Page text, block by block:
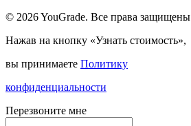
© 2026 YouGrade. Все права защищены
Нажав на кнопку «Узнать стоимость»,
вы принимаете Политику
конфиденциальности
Перезвоните мне